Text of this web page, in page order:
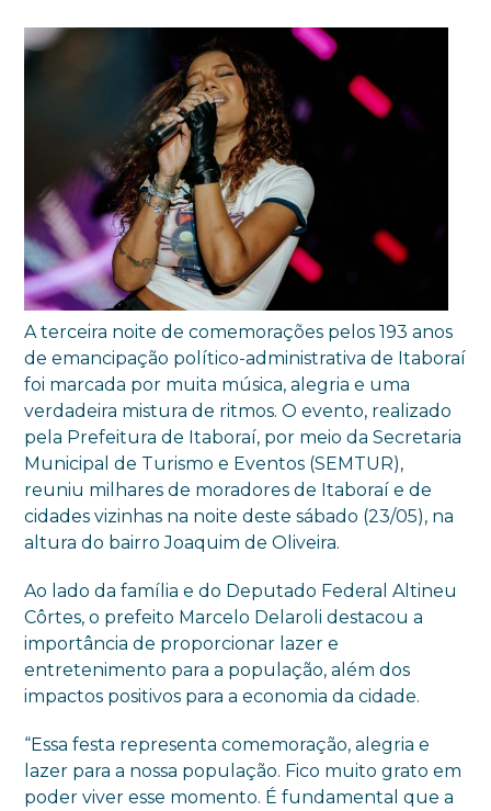
A terceira noite de comemorações pelos 193 anos
de emancipação político-administrativa de Itaboraí
foi marcada por muita música, alegria e uma
verdadeira mistura de ritmos. O evento, realizado
pela Prefeitura de Itaboraí, por meio da Secretaria
Municipal de Turismo e Eventos (SEMTUR),
reuniu milhares de moradores de Itaboraí e de
cidades vizinhas na noite deste sábado (23/05), na
altura do bairro Joaquim de Oliveira.
Ao lado da família e do Deputado Federal Altineu
Côrtes, o prefeito Marcelo Delaroli destacou a
importância de proporcionar lazer e
entretenimento para a população, além dos
impactos positivos para a economia da cidade.
“Essa festa representa comemoração, alegria e
lazer para a nossa população. Fico muito grato em
poder viver esse momento. É fundamental que a